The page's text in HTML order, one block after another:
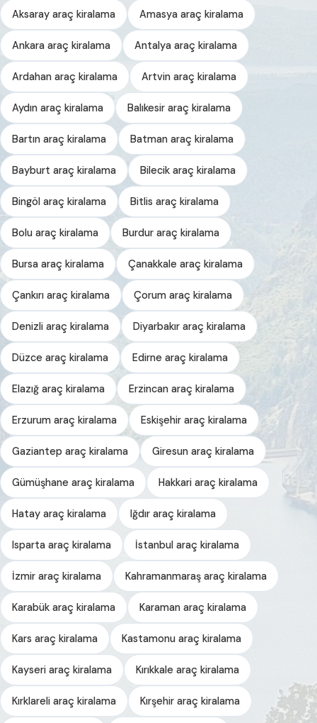
Aksaray araç kiralama Amasya araç kiralama
Ankara araç kiralama Antalya araç kiralama
Ardahan araç kiralama Artvin araç kiralama
Aydın araç kiralama Balıkesir araç kiralama
Bartın araç kiralama Batman araç kiralama
Bayburt araç kiralama Bilecik araç kiralama
Bingöl araç kiralama Bitlis araç kiralama
Bolu araç kiralama Burdur araç kiralama
Bursa araç kiralama Çanakkale araç kiralama
Çankırı araç kiralama Çorum araç kiralama
Denizli araç kiralama Diyarbakır araç kiralama
Düzce araç kiralama Edirne araç kiralama
Elazığ araç kiralama Erzincan araç kiralama
Erzurum araç kiralama Eskişehir araç kiralama
Gaziantep araç kiralama Giresun araç kiralama
Gümüşhane araç kiralama Hakkari araç kiralama
Hatay araç kiralama Iğdır araç kiralama
Isparta araç kiralama İstanbul araç kiralama
İzmir araç kiralama Kahramanmaraş araç kiralama
Karabük araç kiralama Karaman araç kiralama
Kars araç kiralama Kastamonu araç kiralama
Kayseri araç kiralama Kırıkkale araç kiralama
Kırklareli araç kiralama Kırşehir araç kiralama